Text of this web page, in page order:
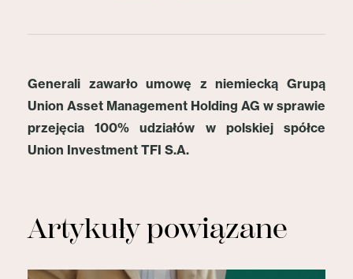
Generali zawarło umowę z niemiecką Grupą
Union Asset Management Holding AG w sprawie
przejęcia 100% udziałów w polskiej spółce
Union Investment TFI S.A.
Artykuły powiązane